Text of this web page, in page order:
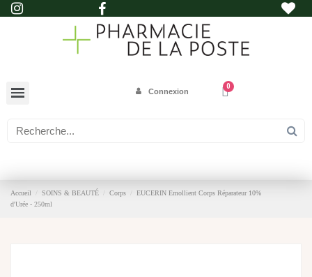
Connexion
Accueil SOINS & BEAUTÉ Corps
EUCERIN Emollient Corps Réparateur 10%
d'Urée - 250ml